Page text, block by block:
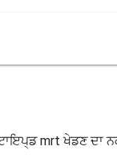
mrt ਖੇਡਣ ਦਾ